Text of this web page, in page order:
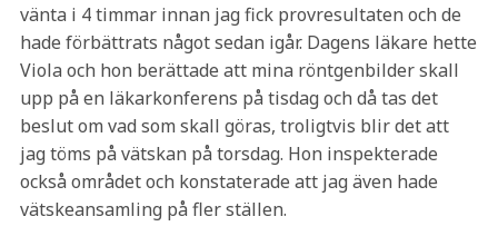
vänta i 4 timmar innan jag fick provresultaten och de
hade förbättrats något sedan igår. Dagens läkare hette
Viola och hon berättade att mina röntgenbilder skall
upp på en läkarkonferens på tisdag och då tas det
beslut om vad som skall göras, troligtvis blir det att
jag töms på vätskan på torsdag. Hon inspekterade
också området och konstaterade att jag även hade
vätskeansamling på fler ställen.